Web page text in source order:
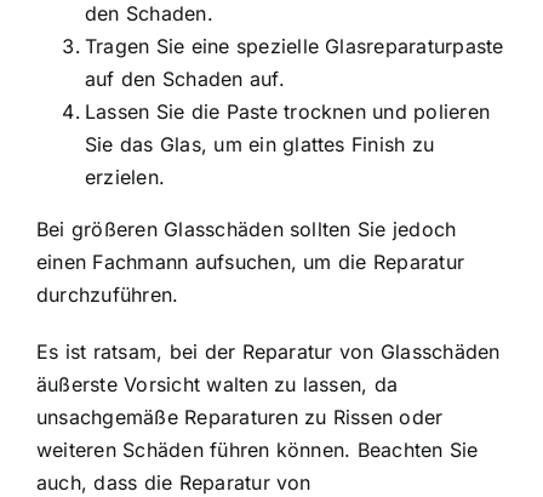
den Schaden.
Tragen Sie eine spezielle Glasreparaturpaste
auf den Schaden auf.
Lassen Sie die Paste trocknen und polieren
Sie das Glas, um ein glattes Finish zu
erzielen.
Bei größeren Glasschäden sollten Sie jedoch
einen Fachmann aufsuchen, um die Reparatur
durchzuführen.
Es ist ratsam, bei der Reparatur von Glasschäden
äußerste Vorsicht walten zu lassen, da
unsachgemäße Reparaturen zu Rissen oder
weiteren Schäden führen können. Beachten Sie
auch, dass die Reparatur von